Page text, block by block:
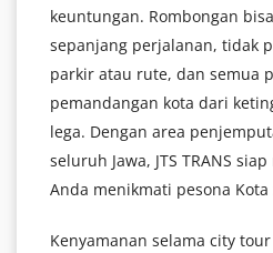
keuntungan. Rombongan
sepanjang perjalanan, tidak
parkir atau rute, dan semua
pemandangan kota dari
lega. Dengan area
seluruh Jawa, JTS TRANS
Anda menikmati pesona
Kenyamanan selama city